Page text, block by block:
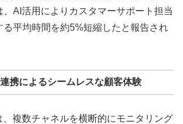
、AI活用によりカスタマーサポート担当
る平均時間を約5%短縮したと報告され
携によるシームレスな顧客体験
複数チャネルを横断的にモニタリング